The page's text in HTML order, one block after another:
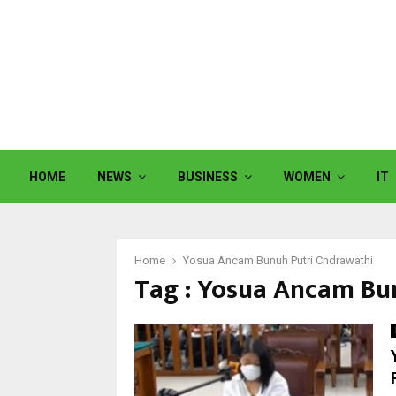
HOME NEWS BUSINESS WOMEN IT
Home Yosua Ancam Bunuh Putri Cndrawathi
Tag : Yosua Ancam